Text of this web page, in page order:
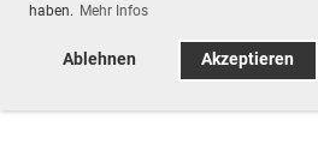
haben. Mehr Infos
Ablehnen Akzeptieren